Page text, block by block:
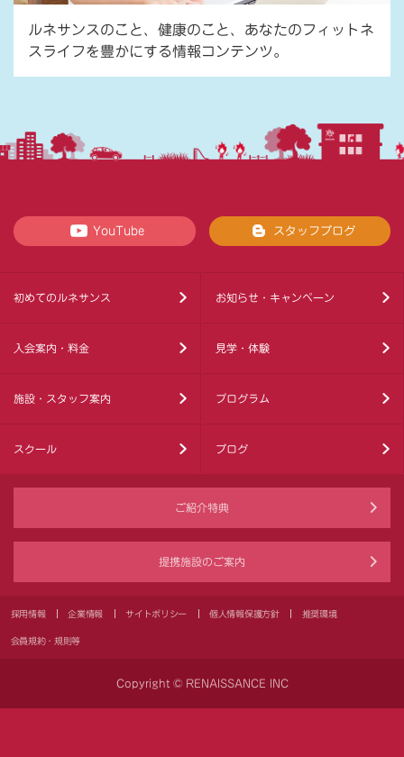
ルネサンスのこと、健康のこと、あなたのフィットネ
スライフを豊かにする情報コンテンツ。
YouTube スタッフブログ
初めてのルネサンス お知らせ・キャンペーン
入会案内・料金 見学・体験
施設・スタッフ案内 プログラム
スクール ブログ
ご紹介特典
提携施設のご案内
採用情報 企業情報 サイトポリシー 個人情報保護方針 推奨環境
会員規約・規則等
Copyright © RENAISSANCE INC